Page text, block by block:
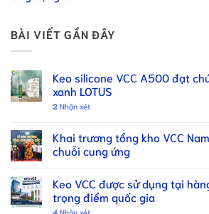
BÀI VIẾT GẦN ĐÂY
Keo silicone VCC A500 đạt
xanh LOTUS
2 Nhận xét
Khai trương tổng kho VCC
chuỗi cung ứng
Keo VCC được sử dụng tại
trọng điểm quốc gia
4 Nhận xét